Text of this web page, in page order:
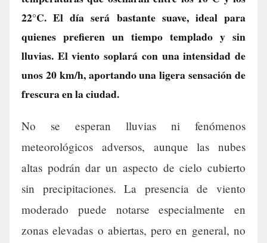
22°C. El día será bastante suave, ideal para
quienes prefieren un tiempo templado y sin
lluvias. El viento soplará con una intensidad de
unos 20 km/h, aportando una ligera sensación de
frescura en la ciudad.
No se esperan lluvias ni fenómenos
meteorológicos adversos, aunque las nubes
altas podrán dar un aspecto de cielo cubierto
sin precipitaciones. La presencia de viento
moderado puede notarse especialmente en
zonas elevadas o abiertas, pero en general, no